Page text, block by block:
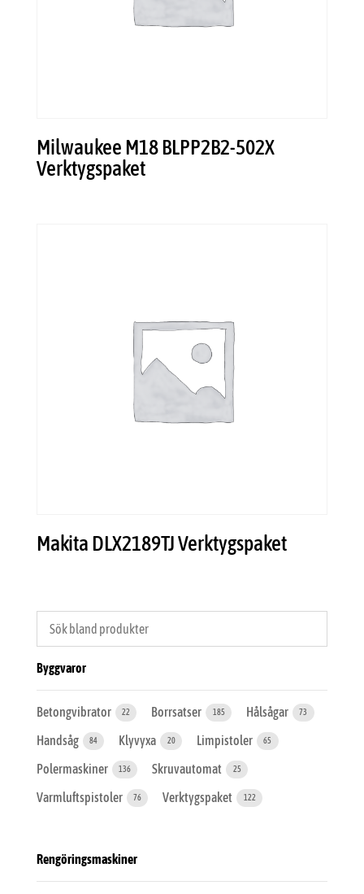
Milwaukee M18 BLPP2B2-502X
Verktygspaket
Makita DLX2189TJ Verktygspaket
Byggvaror
Betongvibrator 22 Borrsatser 185 Hålsågar 73
Handsåg 84 Klyvyxa 20 Limpistoler 65
Polermaskiner 136 Skruvautomat 25
Varmluftspistoler 76 Verktygspaket 122
Rengöringsmaskiner